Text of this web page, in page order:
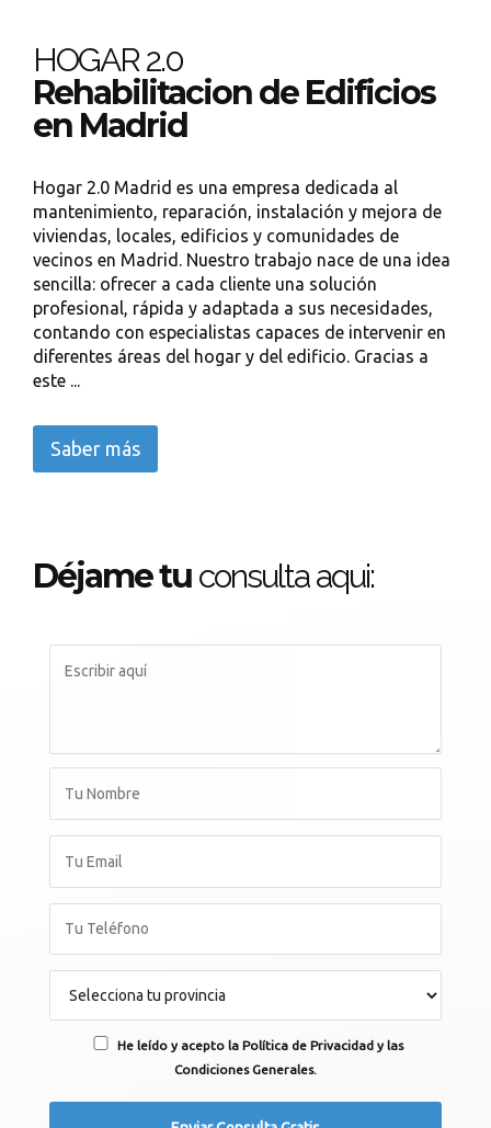
HOGAR 2.0
Rehabilitacion de Edificios
en Madrid
Hogar 2.0 Madrid es una empresa dedicada al
mantenimiento, reparación, instalación y mejora de
viviendas, locales, edificios y comunidades de
vecinos en Madrid. Nuestro trabajo nace de una idea
sencilla: ofrecer a cada cliente una solución
profesional, rápida y adaptada a sus necesidades,
contando con especialistas capaces de intervenir en
diferentes áreas del hogar y del edificio. Gracias a
este ...
Saber más
Déjame tu consulta aqui:
He leído y acepto la Política de Privacidad y las
Condiciones Generales.